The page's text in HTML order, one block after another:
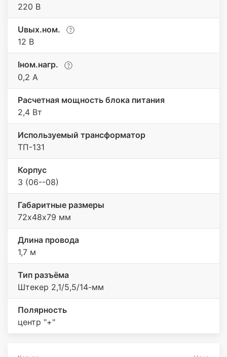
220 В
Uвых.ном.
12 В
Iном.нагр.
0,2 А
Расчетная мощность блока питания
2,4 Вт
Используемый трансформатор
ТП-131
Корпус
3 (06--08)
Габаритные размеры
72х48х79 мм
Длина провода
1,7 м
Тип разъёма
Штекер 2,1/5,5/14-мм
Полярность
центр "+"